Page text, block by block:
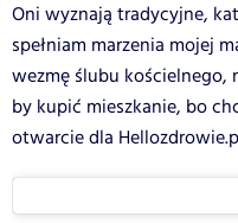
Oni wyznają tradycyjne,
spełniam marzenia mojej
wezmę ślubu kościelnego,
by kupić mieszkanie, bo
otwarcie dla